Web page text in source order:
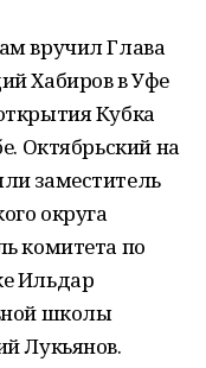
вручил Глава
Хабиров в Уфе
Кубка
Октябрьский на
заместитель
округа
комитета по
Ильдар
школы
Лукьянов.